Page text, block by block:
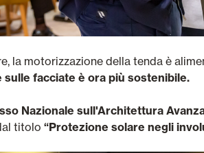
la motorizzazione della tenda è
facciate è ora più sostenibile.
Nazionale sull'Architettura
titolo “Protezione solare negli